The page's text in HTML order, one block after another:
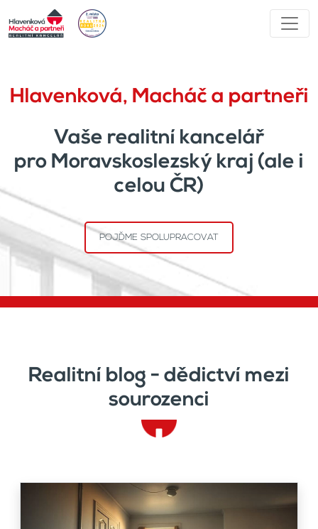
Hlavenková, Macháč a partneři
Vaše realitní kancelář
pro Moravskoslezský kraj (ale i
celou ČR)
POJĎME SPOLUPRACOVAT
Realitní blog - dědictví mezi
sourozenci